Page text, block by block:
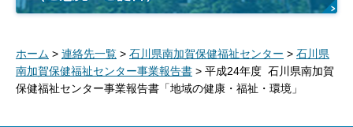
ホーム > 連絡先一覧 > 石川県南加賀保健福祉センター > 石川県
南加賀保健福祉センター事業報告書 > 平成24年度 石川県南加賀
保健福祉センター事業報告書「地域の健康・福祉・環境」